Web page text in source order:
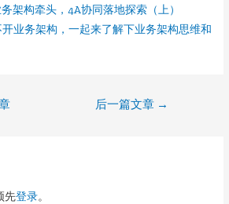
架构牵头，4A协同落地探索（上）
业务架构，一起来了解下业务架构思维和
后一篇文章 →
先登录。